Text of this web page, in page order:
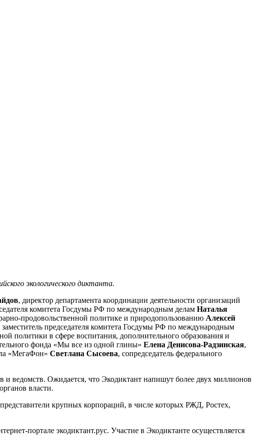
экологического диктанта.
, директор департамента координации деятельности организаций
комитета Госдумы РФ по международным делам Наталья
продовольственной политике и природопользованию Алексей
заместитель председателя комитета Госдумы РФ по международным
политики в сфере воспитания, дополнительного образования и
фонда «Мы все из одной глины» Елена Денисова-Радзинская,
«МегаФон» Светлана Сысоева, сопредседатель федерального
и ведомств. Ожидается, что Экодиктант напишут более двух миллионов
власти.
крупных корпораций, в числе которых РЖД, Ростех,
портале экодиктант.рус. Участие в Экодиктанте осуществляется